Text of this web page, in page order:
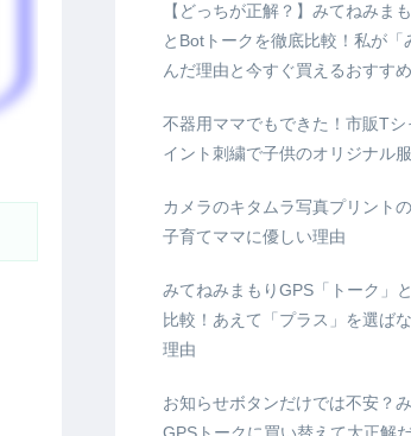
【どっちが正解？】みてねみま
とBotトークを徹底比較！私が「
んだ理由と今すぐ買えるおすす
不器用ママでもできた！市販Tシ
イント刺繍で子供のオリジナル
カメラのキタムラ写真プリント
子育てママに優しい理由
みてねみまもりGPS「トーク」
比較！あえて「プラス」を選ば
理由
お知らせボタンだけでは不安？